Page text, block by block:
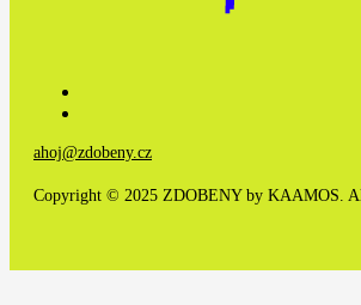
ahoj@zdobeny.cz
Copyright © 2025 ZDOBENY by KAAMOS.